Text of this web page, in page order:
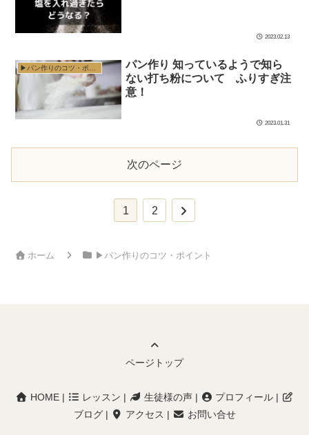
2023.02.13
パン作り 知っているようで知ら
ない打ち粉について ふりすぎ注
意！
2023.01.31
次のページ
1 2
次
ホーム ▶︎パン作りのコツ・ポイント
ページトップ
HOME| レッスン | 生徒様の声| プロフィール |
ブログ| アクセス | お問い合せ